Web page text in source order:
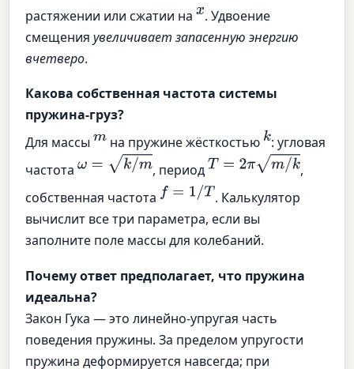
растяжении или сжатии наx. Удвоение
смещенияувеличивает запасенную энергию
вчетверо.
Какова собственная частота системы
пружина-груз?
Для массыm на пружине жёсткостью k: угловая
частотаω =k/ m , периодT= 2π m/k
,
собственная частота f= 1/T
. Калькулятор
вычислит все три параметра, если вы
заполните поле массы для колебаний.
Почему ответ предполагает, что пружина
идеальна?
Закон Гука — это линейно-упругая часть
поведения пружины. За пределом упругости
пружина деформируется навсегда; при